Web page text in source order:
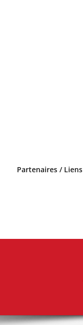
Partenaires / Liens